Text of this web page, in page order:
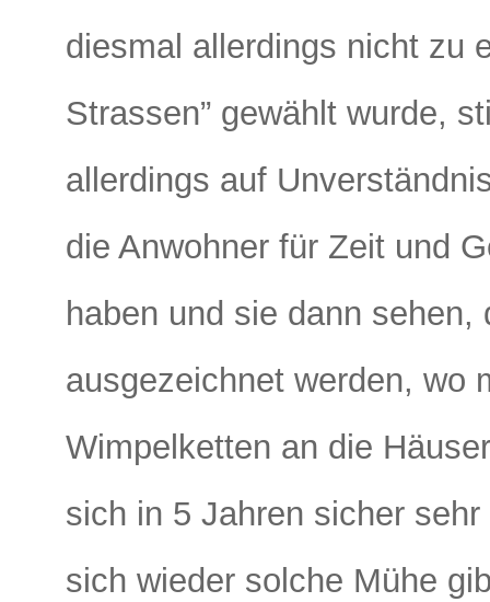
diesmal allerdings nicht zu
Strassen” gewählt wurde,
allerdings auf
die Anwohner für Zeit und
haben und sie dann sehen,
ausgezeichnet werden, wo
Wimpelketten an die
sich in 5 Jahren sicher
sich wieder solche Mühe